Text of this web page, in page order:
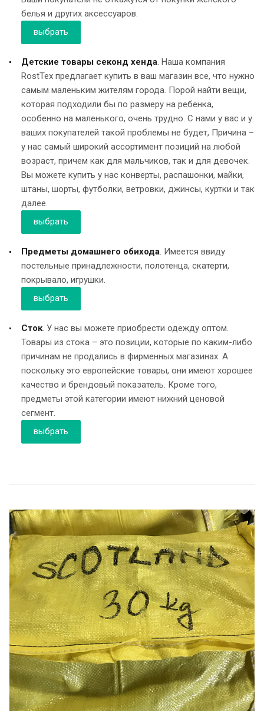
белья и других аксессуаров.
выбрать
Детские товары секонд хенда. Наша компания
RostTex предлагает купить в ваш магазин все, что нужно
самым маленьким жителям города. Порой найти вещи,
которая подходили бы по размеру на ребёнка,
особенно на маленького, очень трудно. С нами у вас и у
ваших покупателей такой проблемы не будет, Причина –
у нас самый широкий ассортимент позиций на любой
возраст, причем как для мальчиков, так и для девочек.
Вы можете купить у нас конверты, распашонки, майки,
штаны, шорты, футболки, ветровки, джинсы, куртки и так
далее.
выбрать
Предметы домашнего обихода. Имеется ввиду
постельные принадлежности, полотенца, скатерти,
покрывало, игрушки.
выбрать
Сток. У нас вы можете приобрести одежду оптом.
Товары из стока – это позиции, которые по каким-либо
причинам не продались в фирменных магазинах. А
поскольку это европейские товары, они имеют хорошее
качество и брендовый показатель. Кроме того,
предметы этой категории имеют нижний ценовой
сегмент.
выбрать